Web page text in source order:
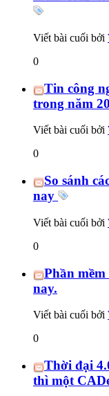
Viết bài cuối bởi
0
Tin công
trong năm
Viết bài cuối bởi
0
So sánh
nay
Viết bài cuối bởi
0
Phần
nay.
Viết bài cuối bởi
0
Thời đại
thì một